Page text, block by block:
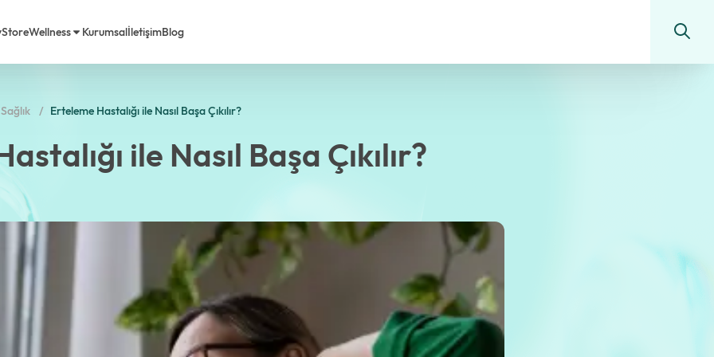
StoreWellness KurumsalİletişimBlog
Erteleme Hastalığı ile Nasıl Başa Çıkılır?
ile Nasıl Başa Çıkılır?